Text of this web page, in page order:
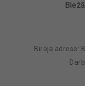
Biroja adrese: